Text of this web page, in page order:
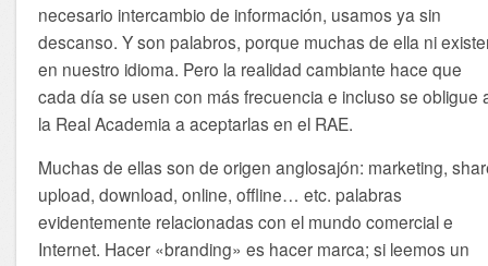
necesario intercambio de información, usamos ya sin
descanso. Y son palabros, porque muchas de ella ni
en nuestro idioma. Pero la realidad cambiante hace que
cada día se usen con más frecuencia e incluso se obligue
la Real Academia a aceptarlas en el RAE.
Muchas de ellas son de origen anglosajón: marketing,
upload, download, online, offline… etc. palabras
evidentemente relacionadas con el mundo comercial e
Internet. Hacer «branding» es hacer marca; si leemos un